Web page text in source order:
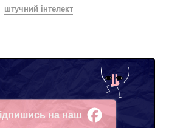
штучний інтелект
на наш